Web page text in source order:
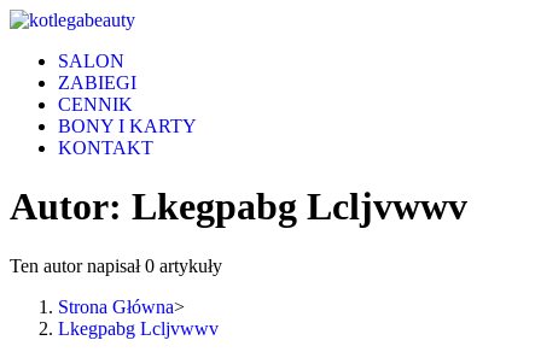
Skip
contentSALON
ZABIEGI
CENNIK
BONY I KARTY
KONTAKT
Autor: Lkegpabg Lcljvwwv
Ten autor napisał 0 artykuły
Strona Główna>
Lkegpabg Lcljvwwv